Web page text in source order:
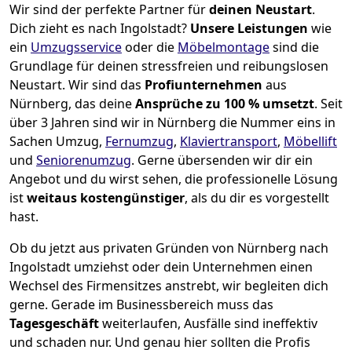
Wir sind der perfekte Partner fürdeinen Neustart.
Dich zieht es nach Ingolstadt? Unsere Leistungen wie
ein Umzugsserviceoder die Möbelmontagesind die
Grundlage für deinen stressfreien und reibungslosen
Neustart. Wir sind das Profiunternehmen aus
Nürnberg, das deineAnsprüche zu 100 % umsetzt. Seit
über 3 Jahren sind wir in Nürnberg die Nummer eins in
Sachen Umzug, Fernumzug, Klaviertransport, Möbellift
und Seniorenumzug. Gerne übersenden wir dir ein
Angebot und du wirst sehen, die professionelle Lösung
istweitaus kostengünstiger, als du dir es vorgestellt
hast.
Ob du jetzt aus privaten Gründen von Nürnberg nach
Ingolstadt umziehst oder dein Unternehmen einen
Wechsel des Firmensitzes anstrebt, wir begleiten dich
gerne. Gerade im Businessbereich muss das
Tagesgeschäftweiterlaufen, Ausfälle sind ineffektiv
und schaden nur. Und genau hier sollten die Profis